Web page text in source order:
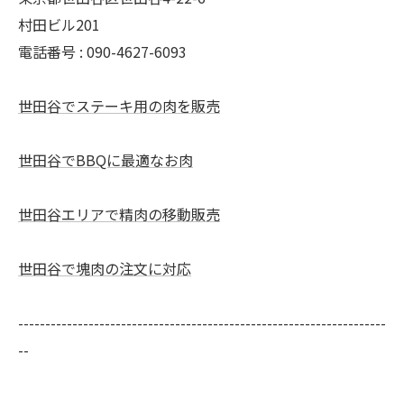
村田ビル201
電話番号 : 090-4627-6093
世田谷でステーキ用の肉を販売
世田谷でBBQに最適なお肉
世田谷エリアで精肉の移動販売
世田谷で塊肉の注文に対応
--------------------------------------------------------------------
--